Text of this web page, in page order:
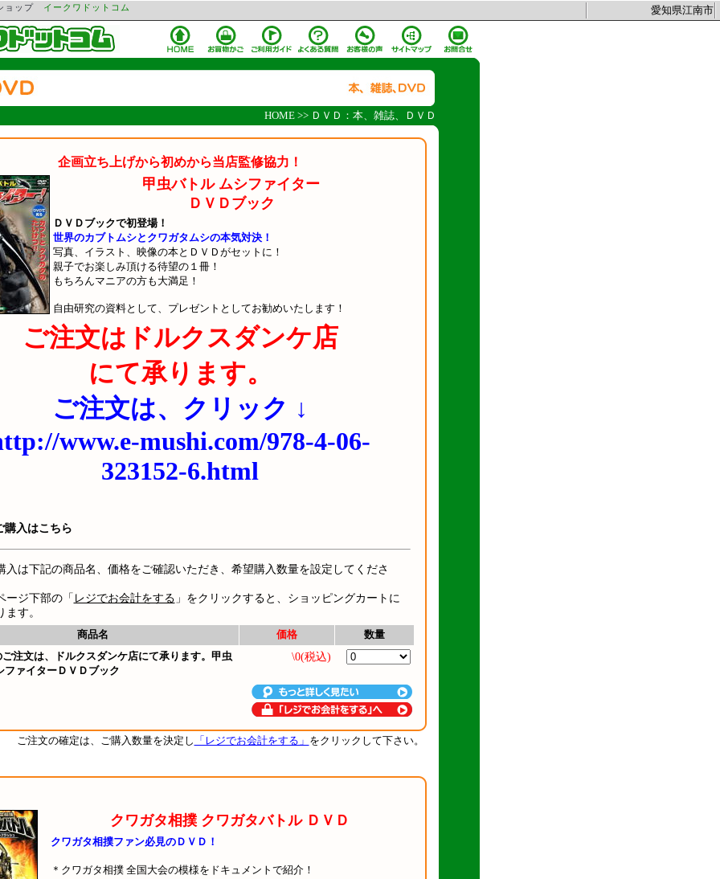
ョップ イークワドットコム 愛知県江南市
HOME>> ＤＶＤ：本、雑誌、ＤＶＤ
企画立ち上げから初めから当店監修協力！
甲虫バトル ムシファイター
ＤＶＤブック
ＤＶＤブックで初登場！
世界のカブトムシとクワガタムシの本気対決！
写真、イラスト、映像の本とＤＶＤがセットに！
親子でお楽しみ頂ける待望の１冊！
もちろんマニアの方も大満足！
自由研究の資料として、プレゼントとしてお勧めいたします！
ご注文はドルクスダンケ店
にて承ります。
ご注文は、クリック ↓
www.e-mushi.com/978-4-06-
323152-6.html
購入はこちら
入は下記の商品名、価格をご確認いただき、希望購入数量を設定してくださ
ージ下部の「 レジでお会計をする 」をクリックすると、ショッピングカートに
す。
商品名 価格 数量
注文は、ドルクスダンケ店にて承ります。甲虫
ファイターＤＶＤブック
\0(税込)
ご注文の確定は、ご購入数量を決定し 「レジでお会計をする」 をクリックして下さい。
クワガタ相撲 クワガタバトル ＤＶＤ
クワガタ相撲ファン必見のＤＶＤ！
＊クワガタ相撲 全国大会の模様をドキュメントで紹介！